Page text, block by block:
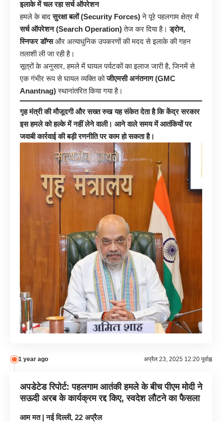
इलाके में चल रहा सर्च ऑपरेशन
हमले के बादसुरक्षा बलों (Security Forces)ने पूरे पहलगाम क्षेत्र में
सर्च ऑपरेशन (Search Operation)तेज कर दिया है।ड्रोन,
स्निफर डॉग्सऔर अत्याधुनिक उपकरणों की मदद से इलाके की गहन
तलाशी ली जा रही है।
सूत्रों के अनुसार, हमले में घायल पर्यटकों का इलाज जारी है, जिनमें से
एक गंभीर रूप से घायल व्यक्ति कोजीएमसी अनंतनाग (GMC
Anantnag)स्थानांतरित किया गया है।
गृह मंत्री की मौजूदगी और सख्त रुख यह संकेत देता है कि केंद्र सरकार
इस हमले को हल्के में नहीं लेने वाली। आने वाले समय में आतंकियों पर
जवाबी कार्रवाई की बड़ी रणनीति पर काम हो सकता है।
1 year ago अप्रैल 23, 2025 12:20 पूर्वाह्न
अपडेटेड रिपोर्ट: पहलगाम आतंकी हमले के बीच पीएम मोदी ने
सऊदी अरब के कार्यक्रम रद्द किए, स्वदेश लौटने का फैसला
आम मत | नई दिल्ली, 22 अप्रैल